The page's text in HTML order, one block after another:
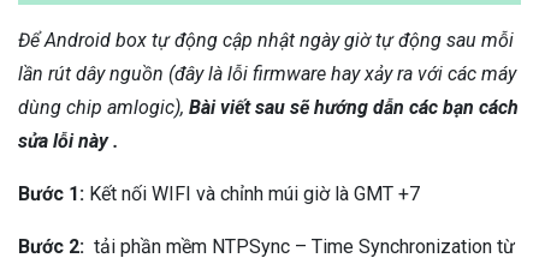
Để Android box tự động cập nhật ngày giờ tự động sau mỗi
lần rút dây nguồn (đây là lỗi firmware hay xảy ra với các máy
dùng chip amlogic), Bài viết sau sẽ hướng dẫn các bạn cách
sửa lỗi này .
Bước 1: Kết nối WIFI và chỉnh múi giờ là GMT +7
Bước 2: tải phần mềm NTPSync – Time Synchronization từ